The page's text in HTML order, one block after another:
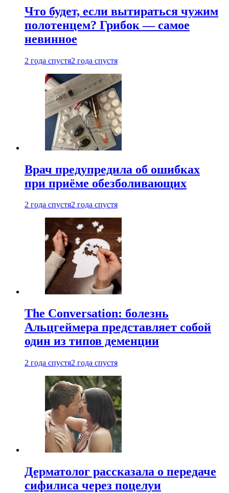
Что будет, если вытираться чужим
полотенцем? Грибок — самое
невинное
2 года спустя2 года спустя
Врач предупредила об ошибках
при приëме обезболивающих
2 года спустя2 года спустя
The Conversation: болезнь
Альцгеймера представляет собой
один из типов деменции
2 года спустя2 года спустя
Дерматолог рассказала о передаче
сифилиса через поцелуи